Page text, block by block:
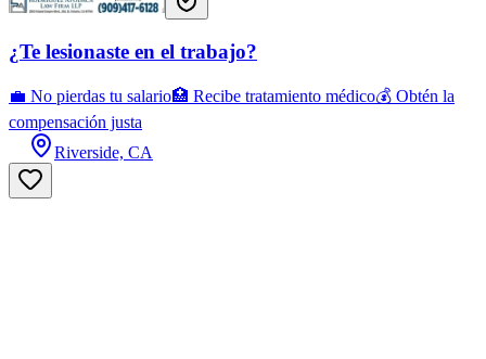
¿Te lesionaste en el trabajo?
💼 No pierdas tu salario🏥 Recibe tratamiento médico💰 Obtén la
compensación justa
Riverside, CA